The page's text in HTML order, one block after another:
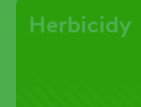
Herbicidy